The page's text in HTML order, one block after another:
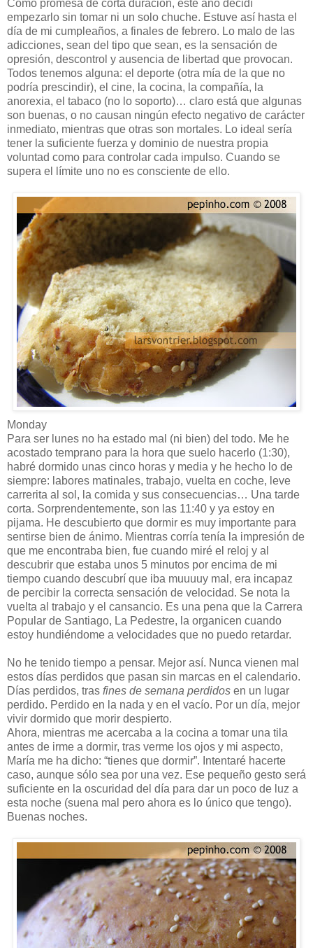
Como promesa de corta duración, este año decidí
empezarlo sin tomar ni un solo chuche. Estuve así hasta el
día de mi cumpleaños, a finales de febrero. Lo malo de las
adicciones, sean del tipo que sean, es la sensación de
opresión, descontrol y ausencia de libertad que provocan.
Todos tenemos alguna: el deporte (otra mía de la que no
podría prescindir), el cine, la cocina, la compañía, la
anorexia, el tabaco (no lo soporto)… claro está que algunas
son buenas, o no causan ningún efecto negativo de carácter
inmediato, mientras que otras son mortales. Lo ideal sería
tener la suficiente fuerza y dominio de nuestra propia
voluntad como para controlar cada impulso. Cuando se
supera el límite uno no es consciente de ello.
Monday
Para ser lunes no ha estado mal (ni bien) del todo. Me he
acostado temprano para la hora que suelo hacerlo (1:30),
habré dormido unas cinco horas y media y he hecho lo de
siempre: labores matinales, trabajo, vuelta en coche, leve
carrerita al sol, la comida y sus consecuencias… Una tarde
corta. Sorprendentemente, son las 11:40 y ya estoy en
pijama. He descubierto que dormir es muy importante para
sentirse bien de ánimo. Mientras corría tenía la impresión de
que me encontraba bien, fue cuando miré el reloj y al
descubrir que estaba unos 5 minutos por encima de mi
tiempo cuando descubrí que iba muuuuy mal, era incapaz
de percibir la correcta sensación de velocidad. Se nota la
vuelta al trabajo y el cansancio. Es una pena que la Carrera
Popular de Santiago, La Pedestre, la organicen cuando
estoy hundiéndome a velocidades que no puedo retardar.
No he tenido tiempo a pensar. Mejor así. Nunca vienen mal
estos días perdidos que pasan sin marcas en el calendario.
Días perdidos, tras fines de semana perdidos en un lugar
perdido. Perdido en la nada y en el vacío. Por un día, mejor
vivir dormido que morir despierto.
Ahora, mientras me acercaba a la cocina a tomar una tila
antes de irme a dormir, tras verme los ojos y mi aspecto,
María me ha dicho: “tienes que dormir”. Intentaré hacerte
caso, aunque sólo sea por una vez. Ese pequeño gesto será
suficiente en la oscuridad del día para dar un poco de luz a
esta noche (suena mal pero ahora es lo único que tengo).
Buenas noches.